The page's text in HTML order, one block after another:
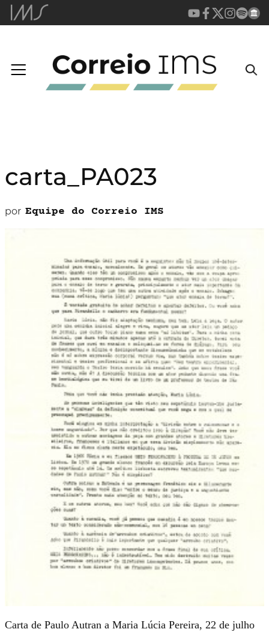
carta_PA023
por Equipe do Correio IMS
Carta de Paulo Autran a Maria Lúcia Pereira, 22 de julho